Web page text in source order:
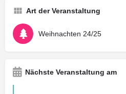
Art der Veranstaltung
Weihnachten 24/25
Nächste Veranstaltung am